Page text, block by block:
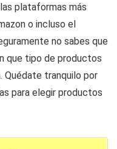
plataformas más
o incluso el
no sabes que
que tipo de productos
Quédate tranquilo por
para elegir productos